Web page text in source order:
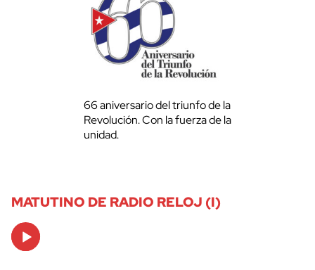
66 aniversario del triunfo de la
Revolución. Con la fuerza de la
unidad.
MATUTINO DE RADIO RELOJ (I)
Audio
Player